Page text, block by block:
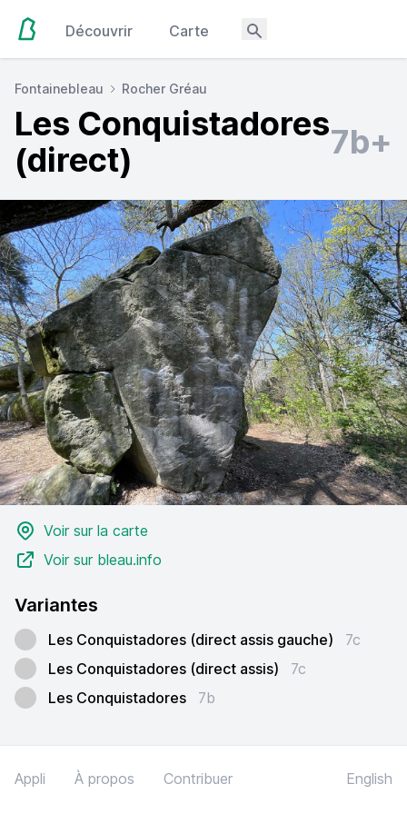
Découvrir Carte
Fontainebleau Rocher Gréau
Les Conquistadores
(direct)
7b+
Voir sur la carte
Voir sur bleau.info
Variantes
Les Conquistadores (direct assis gauche)
7c
Les Conquistadores (direct assis)
7c
Les Conquistadores
7b
Appli À propos Contribuer English